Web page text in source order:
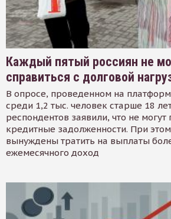
Каждый пятый россиян не
справиться с долговой
В опросе, проведенном на
среди 1,2 тыс. человек старше 18
респондентов заявили, что не могут
кредитные задолженности. При
вынуждены тратить на выплаты
ежемесячного доход